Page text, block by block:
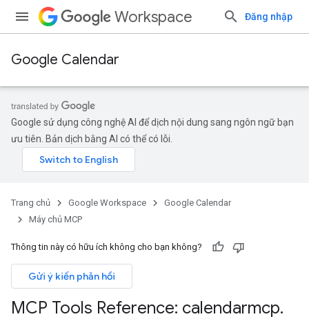
Workspace Đăng nhập
Google Calendar
Google sử dụng công nghệ AI để dịch nội dung sang ngôn ngữ bạn
ưu tiên. Bản dịch bằng AI có thể có lỗi.
Trang chủ Google Workspace
Google Calendar
Máy chủ MCP
Thông tin này có hữu ích không cho bạn không?
Gửi ý kiến phản hồi
MCP Tools Reference: calendarmcp.